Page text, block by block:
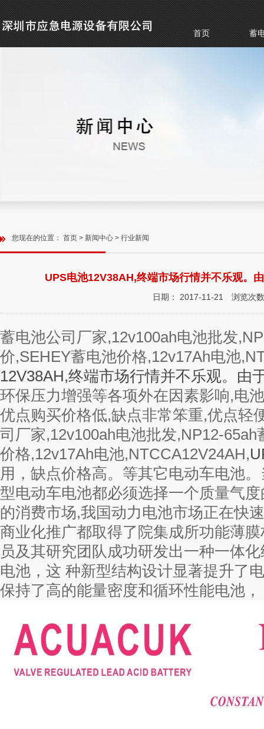
首页 蓄
您现在的位置： 首页 > 新闻中心 > 行业新闻
UPS电池12V38AH,终端市场行情并不乐观。
日期： 2017-11-21 浏览次
蓄电池公司厂家,12v100ah电池批发
价,SEHEY蓄电池价格,12v17Ah电池
12V38AH,终端市场行情并不乐观。由
环保压力增强等各项外在因素影响,电
优点购买价格低,缺点非常笨重,优点轻
司厂家,12v100ah电池批发,NP12-
价格,12v17Ah电池,NTCCA12V24AH,
用，缺点价格高。等其它电动车电池
型电动车电池都必须选择一个质量气
的消费市场,我国动力电池市场正在快
商业化推广都取得了院集成所功能薄
员及其研究团队成功研发出一种一体
电池，这 种新型结构设计显著提升了
保持了高的能量密度和循环性能电池，